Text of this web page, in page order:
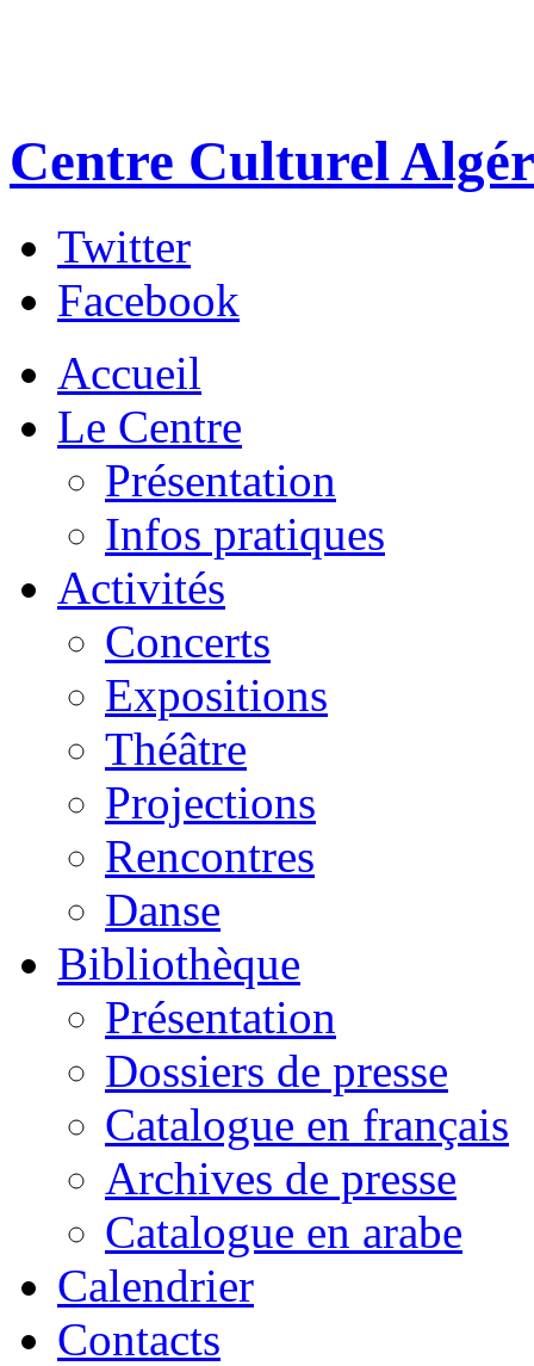
Centre Culturel
Twitter
Facebook
Accueil
Le Centre
Présentation
Infos pratiques
Activités
Concerts
Expositions
Théâtre
Projections
Rencontres
Danse
Bibliothèque
Présentation
Dossiers de presse
Catalogue en français
Archives de presse
Catalogue en arabe
Calendrier
Contacts